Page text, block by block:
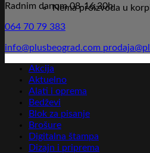
Nema proizvoda u
Radnim danom 08-16,30h
064 70 79 383
info@plusbeograd.com
Akcija
Aktuelno
Alati i oprema
Bedževi
Blok za pisanje
Brošure
Digitalna štampa
Dizajn i priprema